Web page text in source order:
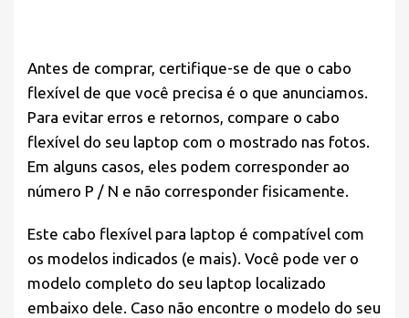
Antes de comprar, certifique-se de que o cabo
flexível de que você precisa é o que anunciamos.
Para evitar erros e retornos, compare o cabo
flexível do seu laptop com o mostrado nas fotos.
Em alguns casos, eles podem corresponder ao
número P / N e não corresponder fisicamente.
Este cabo flexível para laptop é compatível com
os modelos indicados (e mais). Você pode ver o
modelo completo do seu laptop localizado
embaixo dele. Caso não encontre o modelo do seu